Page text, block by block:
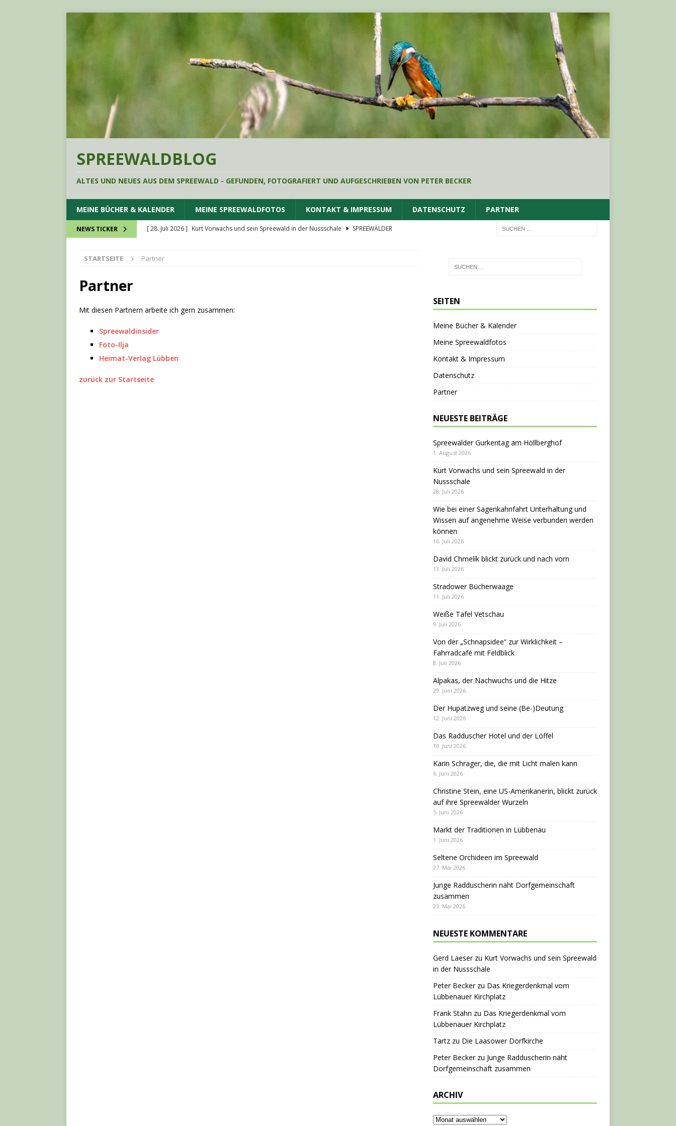
SPREEWALDBLOG
ALTES UND NEUES AUS DEM SPREEWALD - GEFUNDEN, FOTOGRAFIERT UND AUFGESCHRIEBEN VON PETER BECKER
MEINE BÜCHER & KALENDER MEINE SPREEWALDFOTOS KONTAKT & IMPRESSUM DATENSCHUTZ PARTNER
NEWS TICKER [ 28. Juli 2026 ] Kurt Vorwachs und sein Spreewald in der Nussschale
SPREEWÄLDER
verbunden werden können
[ 1. August 2026 ] Spreewälder Gurkentag am Höllberghof
STARTSEITE Partner
Partner
Mit diesen Partnern arbeite ich gern zusammen:
Spreewaldinsider
Foto-Ilja
Heimat-Verlag Lübben
zurück zur Startseite
SEITEN
Meine Bücher & Kalender
Meine Spreewaldfotos
Kontakt & Impressum
Datenschutz
Partner
NEUESTE BEITRÄGE
Spreewälder Gurkentag am Höllberghof
1. August 2026
Kurt Vorwachs und sein Spreewald in der
Nussschale
28. Juli 2026
Wie bei einer Sagenkahnfahrt Unterhaltung und
Wissen auf angenehme Weise verbunden werden
können
16. Juli 2026
David Chmelík blickt zurück und nach vorn
13. Juli 2026
Stradower Bücherwaage
11. Juli 2026
Weiße Tafel Vetschau
9. Juli 2026
Von der „Schnapsidee“ zur Wirklichkeit –
Fahrradcafé mit Feldblick
8. Juli 2026
Alpakas, der Nachwuchs und die Hitze
29. Juni 2026
Der Hupatzweg und seine (Be-)Deutung
12. Juni 2026
Das Radduscher Hotel und der Löffel
10. Juni 2026
Karin Schrager, die, die mit Licht malen kann
6. Juni 2026
Christine Stein, eine US-Amerikanerin, blickt zurück
auf ihre Spreewälder Wurzeln
5. Juni 2026
Markt der Traditionen in Lübbenau
1. Juni 2026
Seltene Orchideen im Spreewald
27. Mai 2026
Junge Radduscherin näht Dorfgemeinschaft
zusammen
23. Mai 2026
NEUESTE KOMMENTARE
Gerd Laeserzu Kurt Vorwachs und sein Spreewald
in der Nussschale
Peter Beckerzu Das Kriegerdenkmal vom
Lübbenauer Kirchplatz
Frank Stahn zu Das Kriegerdenkmal vom
Lübbenauer Kirchplatz
Tartzzu Die Laasower Dorfkirche
Peter Beckerzu Junge Radduscherin näht
Dorfgemeinschaft zusammen
ARCHIV